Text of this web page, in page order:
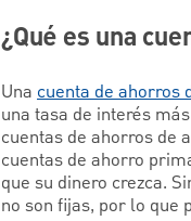
¿Qué es una
Una cuenta de ahorros
una tasa de interés
cuentas de ahorros de
cuentas de ahorro
que su dinero crezca.
no son fijas, por lo que